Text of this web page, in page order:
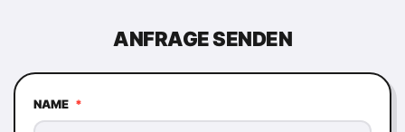
ANFRAGE SENDEN
NAME *